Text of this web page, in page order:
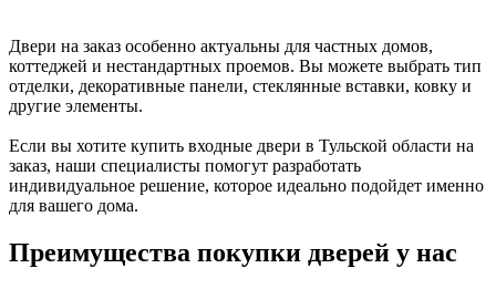
Двери на заказ особенно актуальны для частных домов,
коттеджей и нестандартных проемов. Вы можете выбрать тип
отделки, декоративные панели, стеклянные вставки, ковку и
другие элементы.
Если вы хотите купить входные двери в Тульской области на
заказ, наши специалисты помогут разработать
индивидуальное решение, которое идеально подойдет именно
для вашего дома.
Преимущества покупки дверей у нас